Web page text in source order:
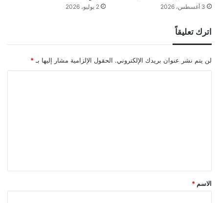
3 أغسطس، 2026 2 يوليو، 2026
اترك تعليقاً
لن يتم نشر عنوان بريدك الإلكتروني. الحقول الإلزامية مشار إليها بـ*
*
الاسم *